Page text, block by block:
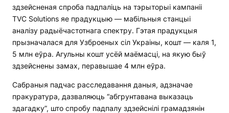
здзейсненая спроба падпаліць на тэрыторыі кампаніі
TVC Solutions яе прадукцыю — мабільныя станцыі
аналізу радыёчастотнага спектру. Гэтая прадукцыя
прызначалася для Узброеных сіл Украіны, кошт — каля 1,
5 млн еўра. Агульны кошт усёй маёмасці, на якую быў
здзейснены замах, перавышае 4 млн еўра.
Сабраныя падчас расследавання даныя, адзначае
пракуратура, дазваляюць “абгрунтавана выказаць
здагадку”, што спробу падпалу здзейснілі грамадзянін